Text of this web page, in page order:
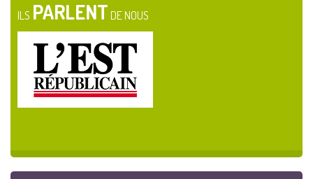
ILS PARLENT DE NOUS